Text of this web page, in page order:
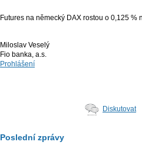
Futures na německý DAX rostou o 0,125 %
Miloslav Veselý
Fio banka, a.s.
Prohlášení
Diskutovat
Poslední zprávy